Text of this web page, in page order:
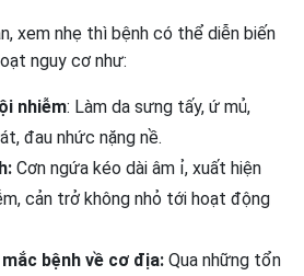
xem nhẹ thì bệnh có thể diễn biến
nguy cơ như:
nhiễm: Làm da sưng tấy, ứ mủ,
đau nhức nặng nề.
Cơn ngứa kéo dài âm ỉ, xuất hiện
cản trở không nhỏ tới hoạt động
bệnh về cơ địa: Qua những tổn